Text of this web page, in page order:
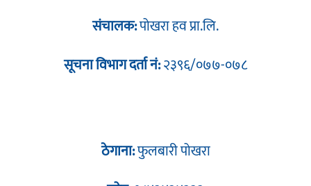
संचालक:पोखरा हव प्रा.लि.
सूचना विभाग दर्ता नं:२३९६/०७७-०७८
ठेगाना:फुलबारी पोखरा